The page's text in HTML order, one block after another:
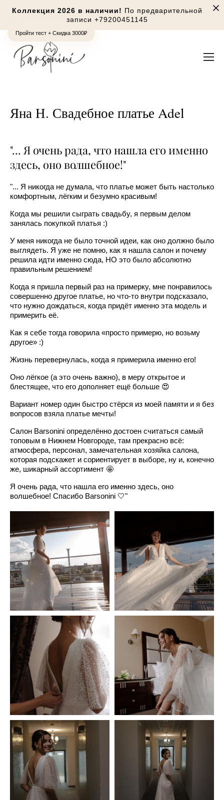
Пройти тест + Скидка 3000₽
Коллекция 2026 в наличии! По предварительной
записи +79200451145
Яна Н. Свадебное платье Adel
"... Я очень рада, что нашла его именно
здесь, оно волшебное!"
"... Я никогда не думала, что платье может быть настолько
комфортным, лёгким и безумно красивым!
Когда мы решили сыграть свадьбу, я первым делом
занялась покупкой платья :)
У меня никогда не было точной идеи, как оно должно было
выглядеть. Я уже не помню, как я нашла салон и почему
решила идти именно сюда, НО это было абсолютно
правильным решением!
Когда я пришла первый раз на примерку, мне понравилось
совершенно другое платье, но что-то внутри подсказало,
что нужно дождаться, когда придёт именно эта модель и
примерить её.
Как я себе тогда говорила «просто примерю, но возьму
другое» :)
Жизнь перевернулась, когда я примерила именно его!
Оно лёгкое (а это очень важно), в меру открытое и
блестящее, что его дополняет ещё больше 😍
Вариант номер один быстро стёрся из моей памяти и я без
вопросов взяла платье мечты!
Салон Barsonini определённо достоен считаться самый
топовым в Нижнем Новгороде, там прекрасно всё:
атмосфера, персонал, замечательная хозяйка салона,
которая подскажет и сориентирует в выборе, ну и, конечно
же, шикарный ассортимент 🤩
Я очень рада, что нашла его именно здесь, оно
волшебное! Спасибо Barsonini 🤍"